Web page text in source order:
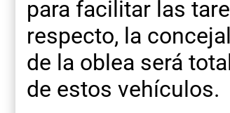
para facilitar las
respecto, la
de la oblea será
de estos vehículos.